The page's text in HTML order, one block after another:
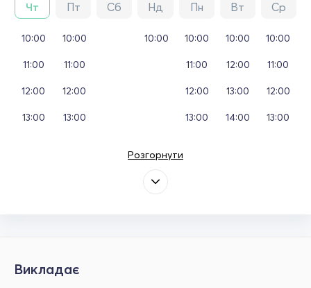
Чт Пт Сб Нд Пн Вт Ср
10:00
11:00
12:00
13:00
10:00
11:00
12:00
13:00
10:00 10:00
11:00
12:00
13:00
10:00
12:00
13:00
14:00
10:00
11:00
12:00
13:00
Розгорнути
Викладає